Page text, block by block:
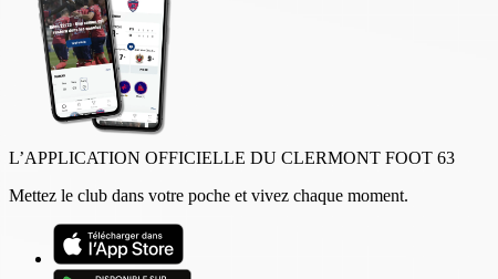
L’APPLICATION OFFICIELLE DU CLERMONT FOOT 63
Mettez le club dans votre poche et vivez chaque moment.